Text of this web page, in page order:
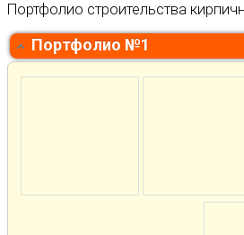
Портфолио строительства
Портфолио №1